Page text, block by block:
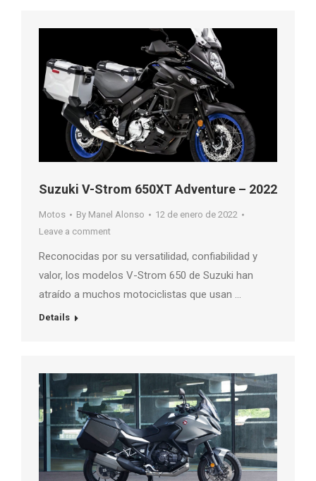
Suzuki V-Strom 650XT Adventure – 2022
Motos By Manel Alonso
12 de enero de 2022
Leave a comment
Reconocidas por su versatilidad, confiabilidad y
valor, los modelos V-Strom 650 de Suzuki han
atraído a muchos motociclistas que usan …
Details